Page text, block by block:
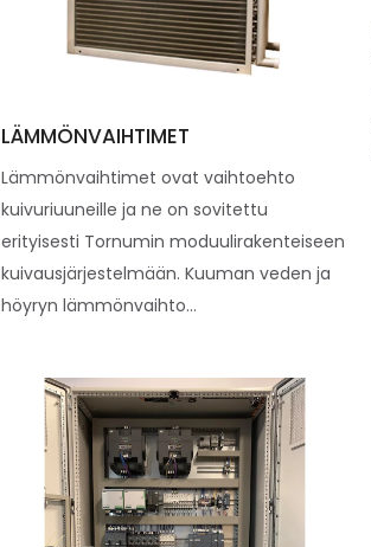
LÄMMÖNVAIHTIMET
Lämmönvaihtimet ovat vaihtoehto
kuivuriuuneille ja ne on sovitettu
erityisesti Tornumin moduulirakenteiseen
kuivausjärjestelmään. Kuuman veden ja
höyryn lämmönvaihto...